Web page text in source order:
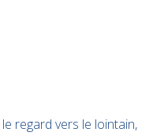
regard vers le lointain,